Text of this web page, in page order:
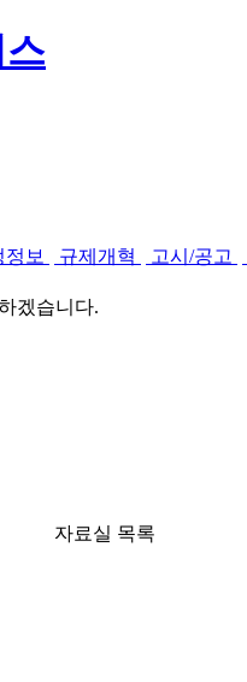
정보 규제개혁 고시/공고
겠습니다.
자료실 목록